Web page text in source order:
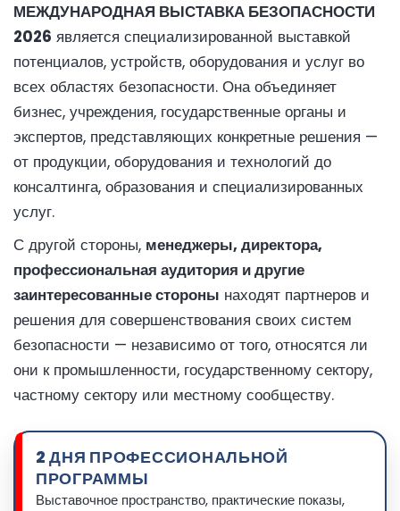
МЕЖДУНАРОДНАЯ ВЫСТАВКА БЕЗОПАСНОСТИ
2026 является специализированной выставкой
потенциалов, устройств, оборудования и услуг во
всех областях безопасности. Она объединяет
бизнес, учреждения, государственные органы и
экспертов, представляющих конкретные решения —
от продукции, оборудования и технологий до
консалтинга, образования и специализированных
услуг.
С другой стороны, менеджеры, директора,
профессиональная аудитория и другие
заинтересованные стороны находят партнеров и
решения для совершенствования своих систем
безопасности — независимо от того, относятся ли
они к промышленности, государственному сектору,
частному сектору или местному сообществу.
2 ДНЯ ПРОФЕССИОНАЛЬНОЙ
ПРОГРАММЫ
Выставочное пространство, практические показы,